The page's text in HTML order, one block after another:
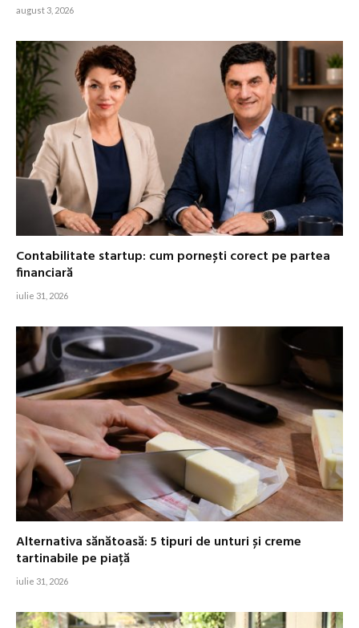
august 3, 2026
Contabilitate startup: cum pornești corect pe partea
financiară
iulie 31, 2026
Alternativa sănătoasă: 5 tipuri de unturi și creme
tartinabile pe piață
iulie 31, 2026